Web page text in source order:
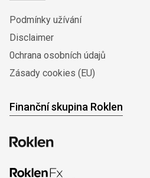
Podmínky užívání
Disclaimer
0chrana osobních údajů
Zásady cookies (EU)
Finanční skupina Roklen